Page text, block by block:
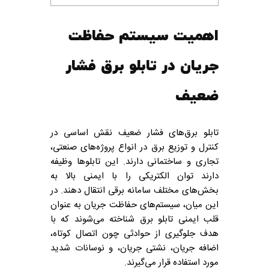
اهمیت سیستم حفاظت
جریان در تابلو برق فشار
ضعیف
تابلو برق‌های فشار ضعیف نقش اساسی در
کنترل و توزیع برق در انواع پروژه‌های صنعتی،
تجاری و ساختمانی دارند. این تابلوها وظیفه
دارند توان الکتریکی را با ایمنی بالا به
بخش‌های مختلف سامانه برقی انتقال دهند. در
این میان، سیستم‌های حفاظت جریان به عنوان
قلب ایمنی تابلو برق شناخته می‌شوند که با
هدف جلوگیری از حوادثی چون اتصال کوتاه،
اضافه جریان، نشتی جریان، و نوسانات شدید
مورد استفاده قرار می‌گیرند.